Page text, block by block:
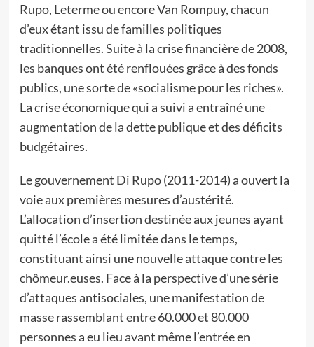
Rupo, Leterme ou encore Van Rompuy, chacun
d’eux étant issu de familles politiques
traditionnelles. Suite à la crise financière de 2008,
les banques ont été renflouées grâce à des fonds
publics, une sorte de «socialisme pour les riches».
La crise économique qui a suivi a entraîné une
augmentation de la dette publique et des déficits
budgétaires.
Le gouvernement Di Rupo (2011-2014) a ouvert la
voie aux premières mesures d’austérité.
L’allocation d’insertion destinée aux jeunes ayant
quitté l’école a été limitée dans le temps,
constituant ainsi une nouvelle attaque contre les
chômeur.euses. Face à la perspective d’une série
d’attaques antisociales, une manifestation de
masse rassemblant entre 60.000 et 80.000
personnes a eu lieu avant même l’entrée en